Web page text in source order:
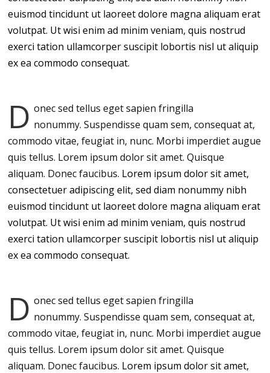
euismod tincidunt ut laoreet dolore magna aliquam erat
volutpat. Ut wisi enim ad minim veniam, quis nostrud
exerci tation ullamcorper suscipit lobortis nisl ut aliquip
ex ea commodo consequat.
D onec sed tellus eget sapien fringilla
nonummy.Suspendisse quam sem, consequat at,
commodo vitae, feugiat in, nunc. Morbi imperdiet augue
quis tellus. Lorem ipsum dolor sit amet. Quisque
aliquam. Donec faucibus. Lorem ipsum dolor sit amet,
consectetuer adipiscing elit, sed diam nonummy nibh
euismod tincidunt ut laoreet dolore magna aliquam erat
volutpat. Ut wisi enim ad minim veniam, quis nostrud
exerci tation ullamcorper suscipit lobortis nisl ut aliquip
ex ea commodo consequat.
D onec sed tellus eget sapien fringilla
nonummy.Suspendisse quam sem, consequat at,
commodo vitae, feugiat in, nunc. Morbi imperdiet augue
quis tellus. Lorem ipsum dolor sit amet. Quisque
aliquam. Donec faucibus. Lorem ipsum dolor sit amet,